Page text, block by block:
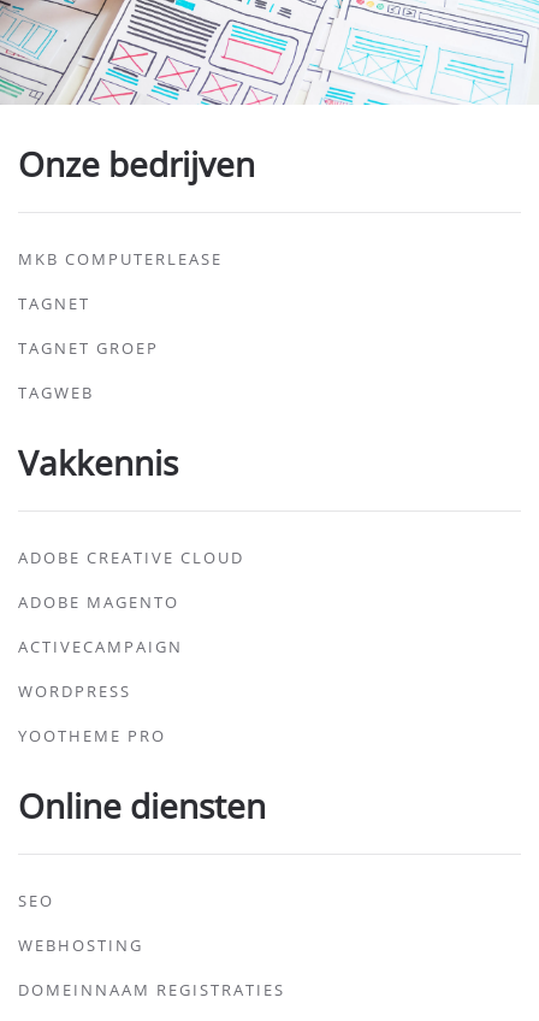
Onze bedrijven
MKB COMPUTERLEASE
TAGNET
TAGNET GROEP
TAGWEB
Vakkennis
ADOBE CREATIVE CLOUD
ADOBE MAGENTO
ACTIVECAMPAIGN
WORDPRESS
YOOTHEME PRO
Online diensten
SEO
WEBHOSTING
DOMEINNAAM REGISTRATIES